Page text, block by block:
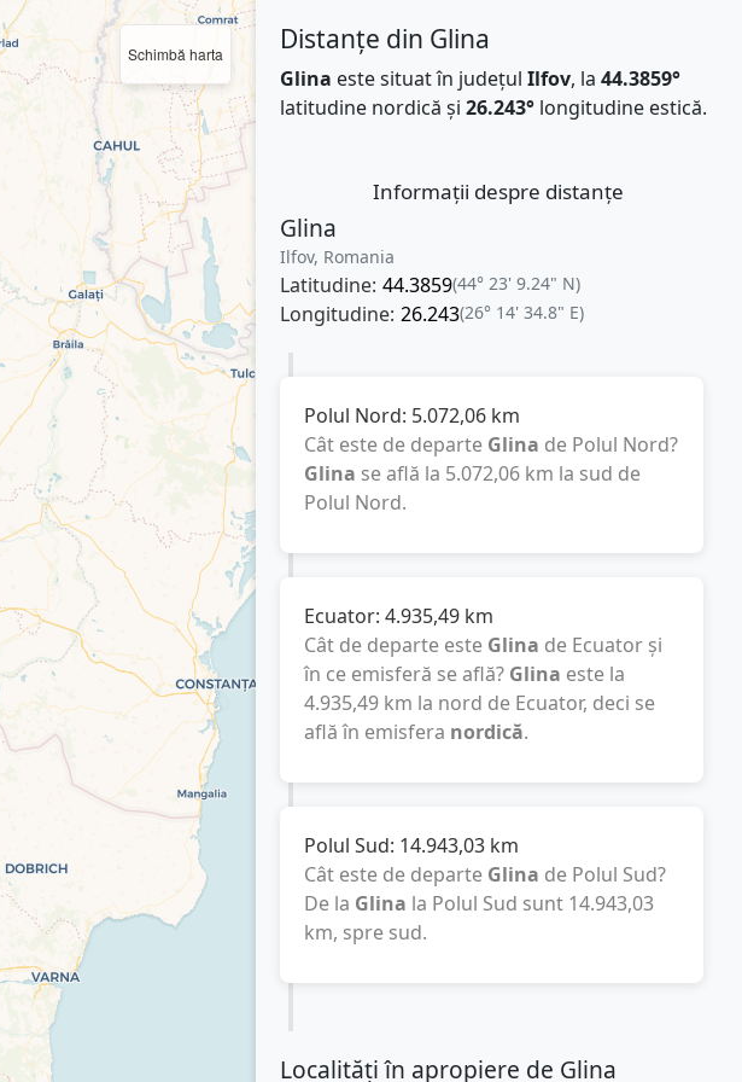
Schimbă harta Distanțe din Glina
Glina este situat în județul Ilfov, la 44.3859°
latitudine nordică și 26.243°longitudine estică.
Informații despre distanțe
Glina
Ilfov, Romania
Latitudine: 44.3859(44° 23' 9.24" N)
Longitudine: 26.243(26° 14' 34.8" E)
Polul Nord: 5.072,06 km
Cât este de departe Glina de Polul Nord?
Glina se află la 5.072,06 km la sud de
Polul Nord.
Ecuator: 4.935,49 km
Cât de departe este Glina de Ecuator și
în ce emisferă se află? Glina este la
4.935,49 km la nord de Ecuator, deci se
află în emisfera nordică.
Polul Sud: 14.943,03 km
Cât este de departe Glina de Polul Sud?
De la Glina la Polul Sud sunt 14.943,03
km, spre sud.
Localități în apropiere de Glina